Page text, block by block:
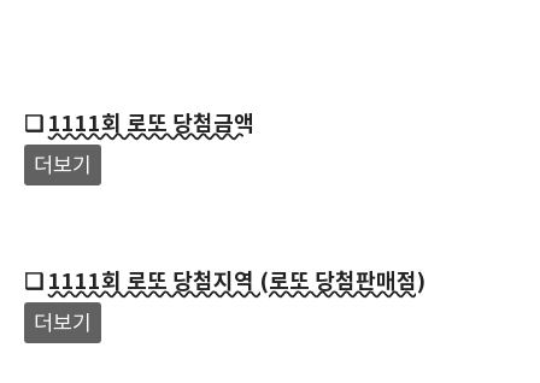
❑ 1111회 로또 당첨금액
더보기
❑ 1111회 로또 당첨지역 (로또 당첨판매점)
더보기